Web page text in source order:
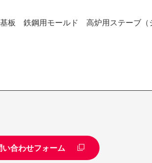
鉄鋼用モールド 高炉用ステーブ（
い合わせフォーム